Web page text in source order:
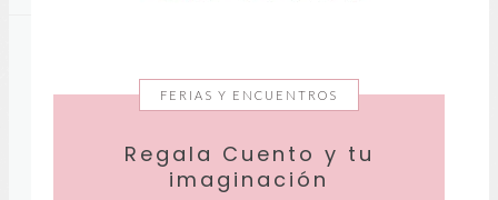
FERIAS Y ENCUENTROS
Regala Cuento y tu
imaginación